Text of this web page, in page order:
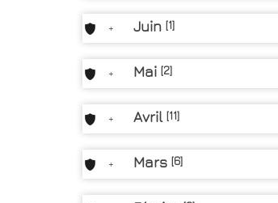
+ Juin [1]
+ Mai [2]
+ Avril [11]
+ Mars [6]